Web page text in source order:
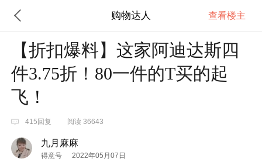
购物达人 查看楼主
【折扣爆料】这家阿迪达斯四
件3.75折！80一件的T买的起
飞！
415回复 阅读 36643
九月麻麻
得意号 2022年05月07日